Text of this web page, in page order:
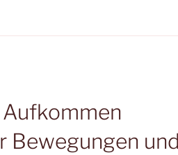
Aufkommen
Bewegungen und